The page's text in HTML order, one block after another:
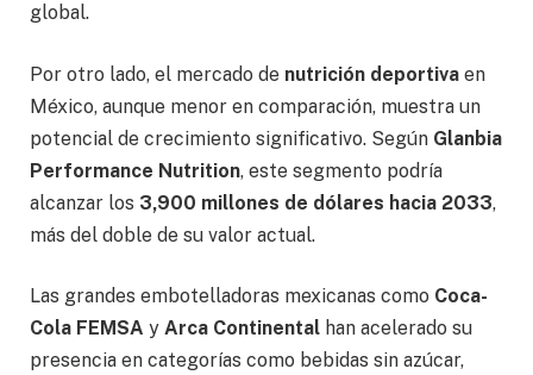
global.
Por otro lado, el mercado de nutrición deportiva en
México, aunque menor en comparación, muestra un
potencial de crecimiento significativo. Según Glanbia
Performance Nutrition, este segmento podría
alcanzar los 3,900 millones de dólares hacia 2033,
más del doble de su valor actual.
Las grandes embotelladoras mexicanas como Coca-
Cola FEMSA y Arca Continental han acelerado su
presencia en categorías como bebidas sin azúcar,